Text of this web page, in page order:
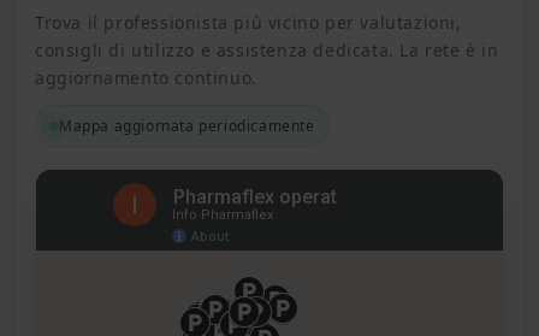
Trova il professionista più vicino per valutazioni,
consigli di utilizzo e assistenza dedicata. La rete è in
aggiornamento continuo.
Mappa aggiornata periodicamente